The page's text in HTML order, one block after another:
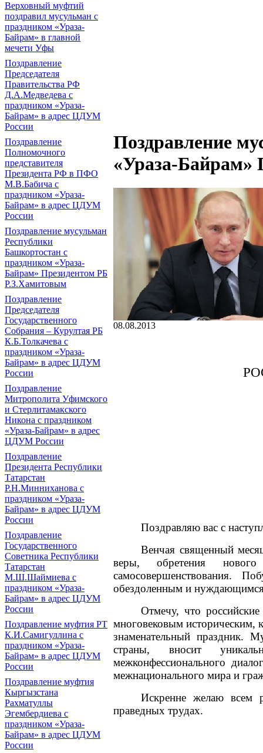
Верховный муфтий
поздравил мусульман с
праздником «Ураза-
Байрам» в главной
мечети Уфы
Поздравление
Председателя
Правительства РФ
Д.А.Медведева с
праздником «Ураза-
Байрам» в адрес ЦДУМ
России
Поздравление
Полномочного
представителя
Президента РФ в ПФО
М.В.Бабича с
праздником «Ураза-
Байрам» в адрес ЦДУМ
России
Поздравление мусульман
Республики
Башкортостан с
праздником «Ураза-
Байрам» Президентом РБ
Р.З.Хамитовым
Поздравление
Председателя
Государственного
Собрания – Курултая РБ
К.Б.Толкачева с
праздником «Ураза-
Байрам» в адрес ЦДУМ
России
Поздравление
Митрополита Уфимского
и Стерлитамакского
Никона с праздником
«Ураза-Байрам» в адрес
ЦДУМ России
Поздравление
Президента Республики
Татарстан
Р.Н.Минниханова с
праздником «Ураза-
Байрам» в адрес ЦДУМ
России
Поздравление
Государственного
Советника Республики
Татарстан
М.Ш.Шаймиева с
праздником «Ураза-
Байрам» в адрес ЦДУМ
России
Поздравление муфтия РТ
К.И.Самигуллина с
праздником «Ураза-
Байрам» в адрес ЦДУМ
России
Поздравление муфтия
Кыргызстана
Рахматуллы
Эгембердиева с
праздником «Ураза-
Байрам» в адрес ЦДУМ
России
Поздравление
«Ураза-
08.08.2013
Поздравляю вас с
Венчая священный
веры, обретения
самосовершенствования.
обездоленным и
Отмечу, что
многовековым историческим,
знаменательный праздник.
страны, вносит
межконфессионального
межнационального мира и
Искренне желаю всем
праведных трудах.